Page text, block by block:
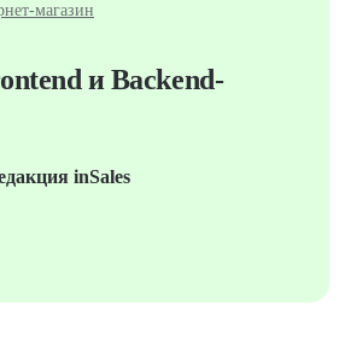
магазин
и Backend-
inSales